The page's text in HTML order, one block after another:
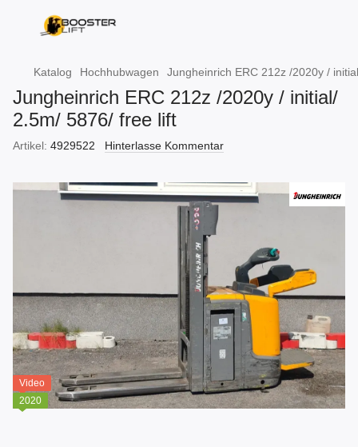
Katalog Hochhubwagen Jungheinrich ERC 212z /2020y /
Jungheinrich ERC 212z /2020y / initial/
2.5m/ 5876/ free lift
Artikel: 4929522 Hinterlasse Kommentar
Video
2020